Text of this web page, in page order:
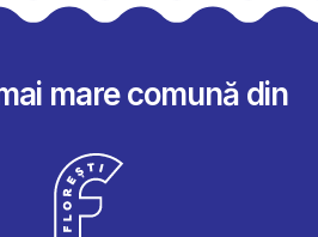
mare comună din